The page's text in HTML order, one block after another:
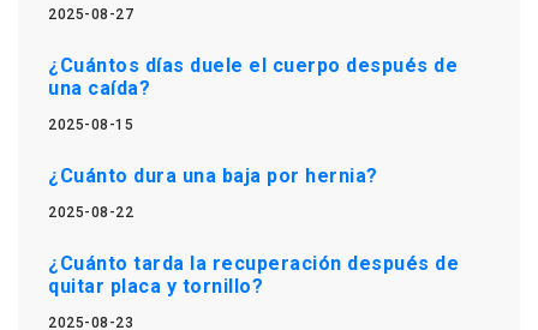
2025-08-27
¿Cuántos días duele el cuerpo después de
una caída?
2025-08-15
¿Cuánto dura una baja por hernia?
2025-08-22
¿Cuánto tarda la recuperación después de
quitar placa y tornillo?
2025-08-23